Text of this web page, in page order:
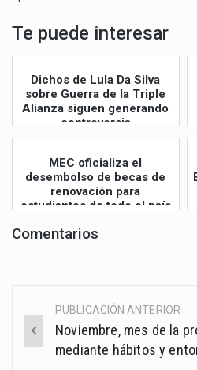
Te puede interesar
Dichos de Lula Da Silva
sobre Guerra de la Triple
Alianza siguen generando
controversia
MEC oficializa el
desembolso de becas de
renovación para
estudiantes de todo el país
Comentarios
Post
navigation
PUBLICACIÓN ANTERIOR
Noviembre, mes de la
mediante hábitos y